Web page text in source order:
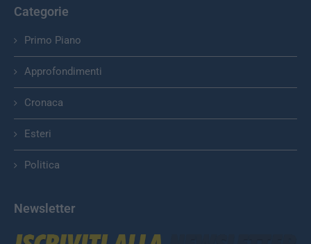
Categorie
Primo Piano
Approfondimenti
Cronaca
Esteri
Politica
Newsletter